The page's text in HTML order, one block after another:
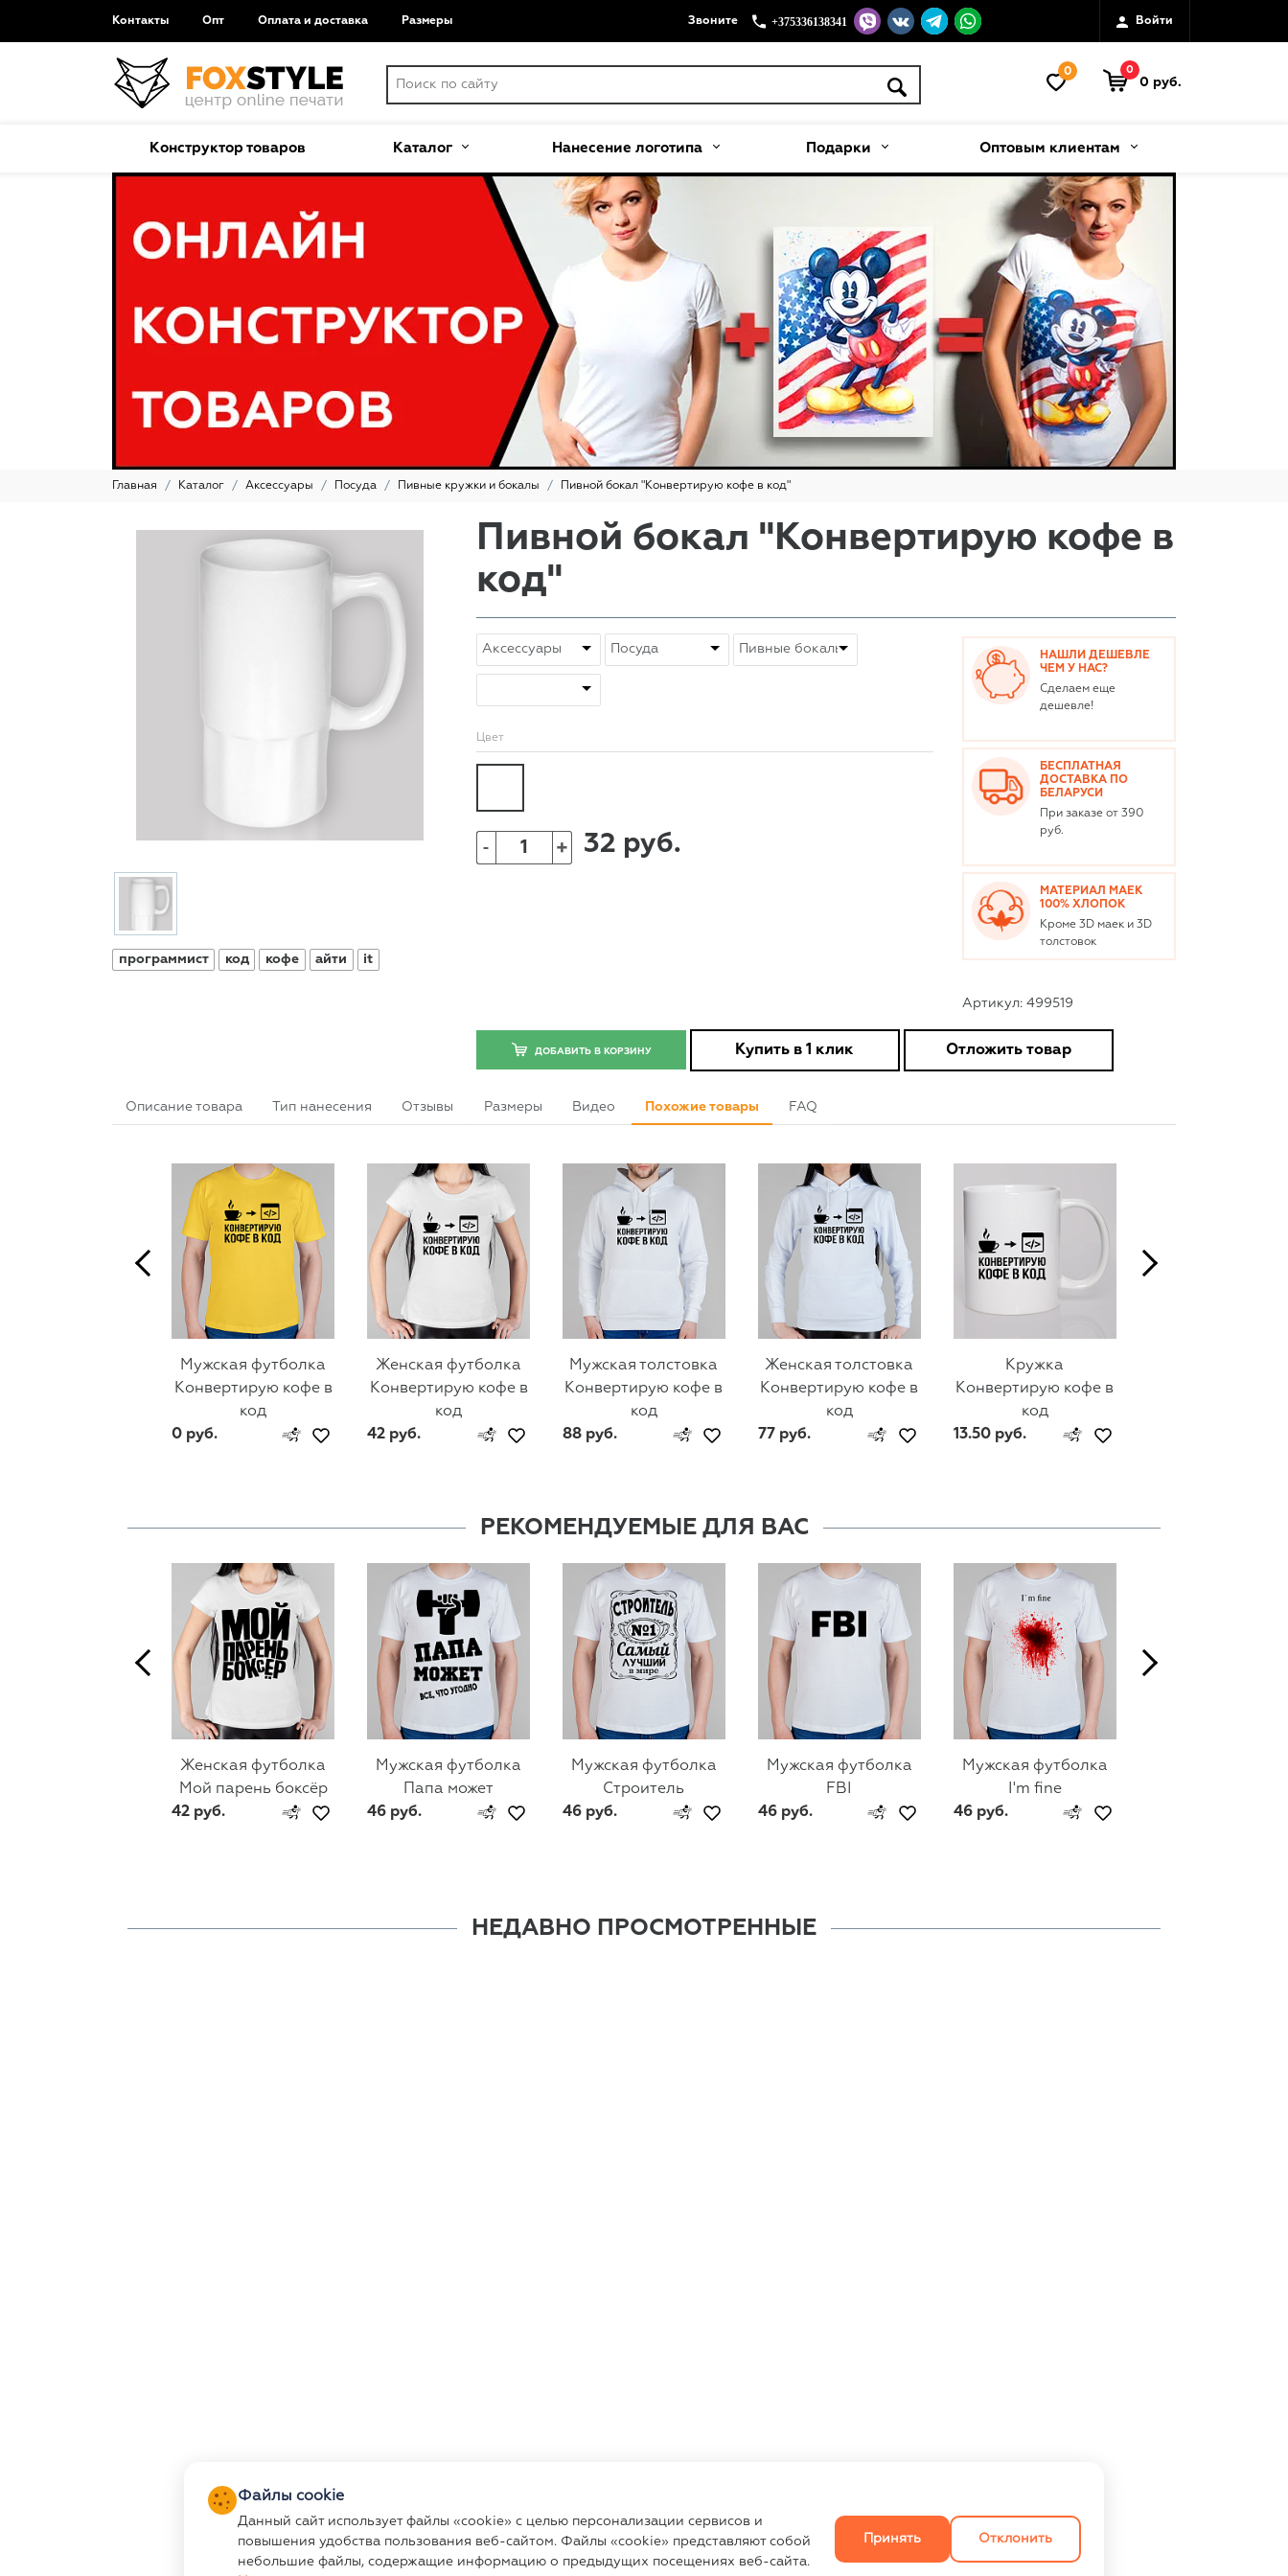
Контакты Опт Оплата и доставка Размеры Звоните +375336138341 Войти
0 0
0 руб.
Конструктор товаров Каталог Нанесение логотипа Подарки Оптовым клиентам
Главная Каталог Аксессуары Посуда Пивные кружки и бокалы Пивной бокал "Конвертирую кофе в код"
программист код кофе айти it
Пивной бокал "Конвертирую кофе в
код"
Цвет
- + 32 руб.
НАШЛИ ДЕШЕВЛЕ
ЧЕМ У НАС?
Сделаем еще
дешевле!
БЕСПЛАТНАЯ
ДОСТАВКА ПО
БЕЛАРУСИ
При заказе от 390
руб.
МАТЕРИАЛ МАЕК
100% ХЛОПОК
Кроме 3D маек и 3D
толстовок
Артикул: 499519
ДОБАВИТЬ В КОРЗИНУ Купить в 1 клик Отложить товар
Описание товара Тип нанесения Отзывы Размеры Видео Похожие товары FAQ
Мужская футболка
Конвертирую кофе в
код
0 руб.
Женская футболка
Конвертирую кофе в
код
42 руб.
Мужская толстовка
Конвертирую кофе в
код
88 руб.
Женская толстовка
Конвертирую кофе в
код
77 руб.
Кружка
Конвертирую кофе в
код
13.50 руб.
РЕКОМЕНДУЕМЫЕ ДЛЯ ВАС
Женская футболка
Мой парень боксёр
42 руб.
Мужская футболка
Папа может
46 руб.
Мужская футболка
Строитель
46 руб.
Мужская футболка
FBI
46 руб.
Мужская футболка
I'm fine
46 руб.
НЕДАВНО ПРОСМОТРЕННЫЕ
Файлы cookie
Данный сайт использует файлы «cookie» с целью персонализации сервисов и
повышения удобства пользования веб-сайтом. Файлы «cookie» представляют собой
небольшие файлы, содержащие информацию о предыдущих посещениях веб-сайта.
Принять Отклонить